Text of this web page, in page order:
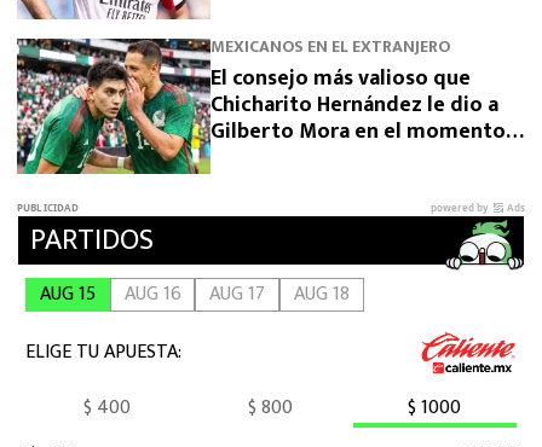
MEXICANOS EN EL EXTRANJERO
El consejo más valioso que
Chicharito Hernández le dio a
Gilberto Mora en el momento